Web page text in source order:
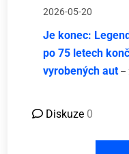
2026-05-20
Je konec:
po 75 letech
vyrobených aut –
Diskuze 0